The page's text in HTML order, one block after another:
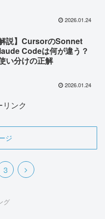
2026.01.24
解説】CursorのSonnet
Codeは何が違う？
い分けの正解
2026.01.24
ンク
ジ
3
次
グ